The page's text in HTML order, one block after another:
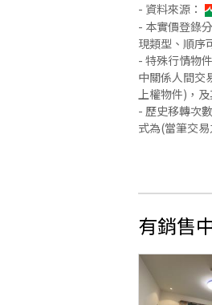
- 資料來源：
- 本實價登錄
現類型、順序
- 特殊行情物
中關係人間交
上權物件)，
- 歷史移轉次
式為(當筆交
有銷售